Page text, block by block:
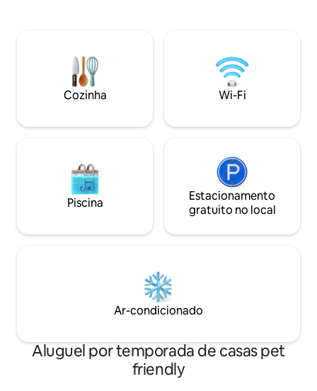
estadia fácil. Localizada no bairro
histórico de Ely, perto de um famoso
marco local, esta casa oferece
privacidade, conforto e conveniência
espreguiçadeiras
recém-resurfado,
assentos/área de
Para saber mais,
Cozinha Wi-Fi
Piscina
Estacionamento
gratuito no local
Ar-condicionado
Aluguel por temporada de casas pet
friendly